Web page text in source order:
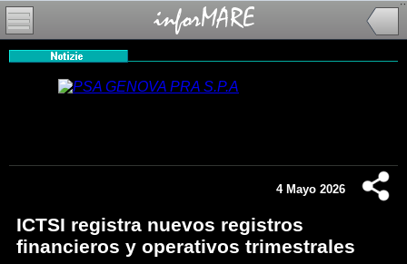
4 Mayo 2026
ICTSI registra nuevos registros
financieros y operativos trimestrales